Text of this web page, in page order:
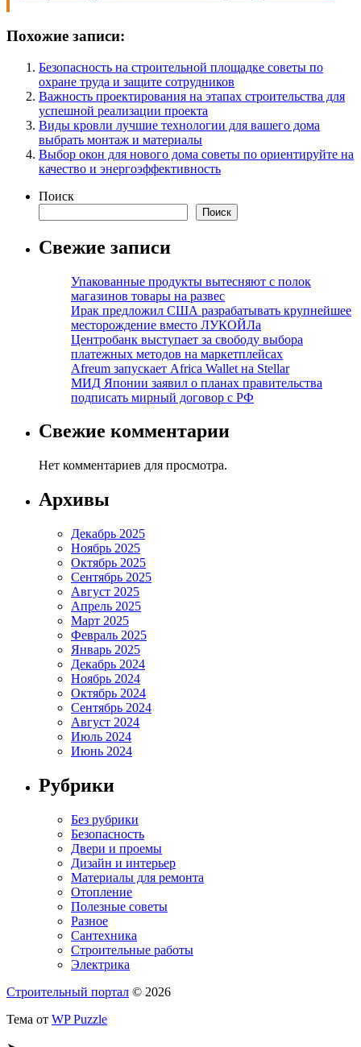
Похожие записи:
Безопасность на строительной площадке советы по
охране труда и защите сотрудников
Важность проектирования на этапах строительства для
успешной реализации проекта
Виды кровли лучшие технологии для вашего дома
выбрать монтаж и материалы
Выбор окон для нового дома советы по ориентируйте на
качество и энергоэффективность
Поиск
Поиск
Свежие записи
Упакованные продукты вытесняют с полок
магазинов товары на развес
Ирак предложил США разрабатывать крупнейшее
месторождение вместо ЛУКОЙЛа
Центробанк выступает за свободу выбора
платежных методов на маркетплейсах
Afreum запускает Africa Wallet на Stellar
МИД Японии заявил о планах правительства
подписать мирный договор с РФ
Свежие комментарии
Нет комментариев для просмотра.
Архивы
Декабрь 2025
Ноябрь 2025
Октябрь 2025
Сентябрь 2025
Август 2025
Апрель 2025
Март 2025
Февраль 2025
Январь 2025
Декабрь 2024
Ноябрь 2024
Октябрь 2024
Сентябрь 2024
Август 2024
Июль 2024
Июнь 2024
Рубрики
Без рубрики
Безопасность
Двери и проемы
Дизайн и интерьер
Материалы для ремонта
Отопление
Полезные советы
Разное
Сантехника
Строительные работы
Электрика
Строительный портал © 2026
Тема от WP Puzzle